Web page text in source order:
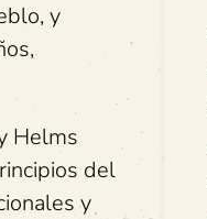
y
Helms
del
y